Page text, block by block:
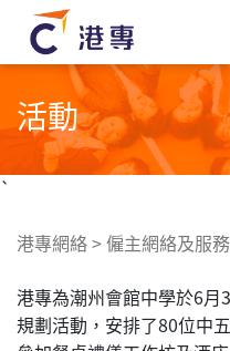
活動
`
港專網絡>僱主網絡及服務
港專為潮州會館中學於6
規劃活動，安排了80位中